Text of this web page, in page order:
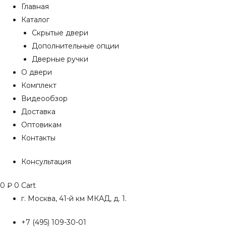
Главная
Каталог
Скрытые двери
Дополнительные опции
Дверные ручки
О двери
Комплект
Видеообзор
Доставка
Оптовикам
Контакты
Консультация
0 ₽ 0 Cart
г. Москва, 41-й км МКАД, д. 1.
+7 (495) 109-30-01